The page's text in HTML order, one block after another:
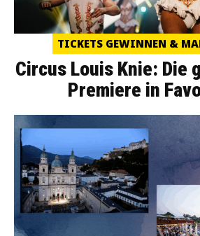
TICKETS GEWINNEN &
Circus Louis Knie: Die
Premiere in